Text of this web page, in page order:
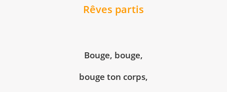
Rêves partis
Bouge, bouge,
bouge ton corps,